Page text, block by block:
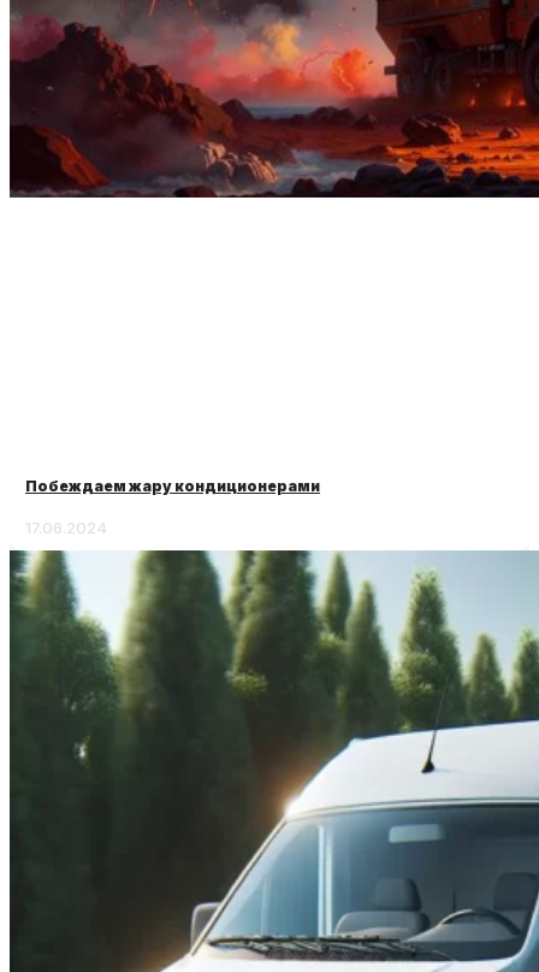
Побеждаем жару кондиционерами
17.06.2024